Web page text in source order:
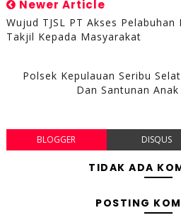
Newer Article
Wujud TJSL PT Akses
Takjil Kepada Masyarakat
Polsek Kepulauan Seribu
Dan Santunan
BLOGGER DISQUS
TIDAK ADA
POSTING